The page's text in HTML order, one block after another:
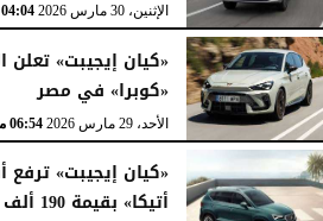
الإثنين، 30 مارس 2026 04:04 مـ
«كيان إيجيبت» تعلن
«كوبرا» في مصر
الأحد، 29 مارس 2026 06:54 مـ
«كيان إيجيبت»
أتيكا» بقيمة 190 ألف جنيه